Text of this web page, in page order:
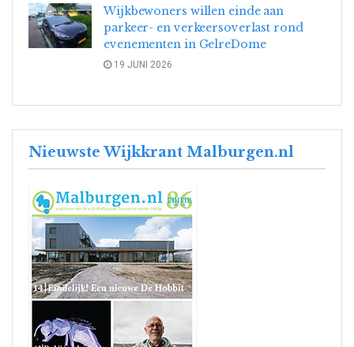
Wijkbewoners willen einde aan
parkeer- en verkeersoverlast rond
evenementen in GelreDome
19 JUNI 2026
Nieuwste Wijkkrant Malburgen.nl